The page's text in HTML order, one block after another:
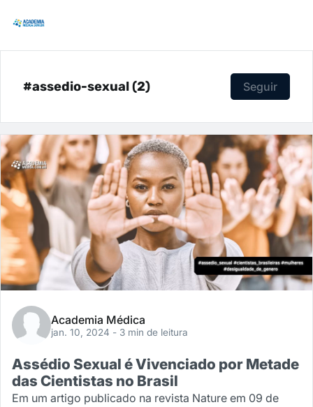
#assedio-sexual (2) Seguir
Academia Médica
jan. 10, 2024 - 3 min de leitura
Assédio Sexual é Vivenciado por Metade
das Cientistas no Brasil
Em um artigo publicado na revista Nature em 09 de